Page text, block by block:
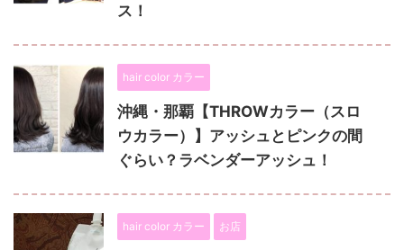
ス！
hair color カラー
沖縄・那覇【THROWカラー（スロ
ウカラー）】アッシュとピンクの間
ぐらい？ラベンダーアッシュ！
hair color カラー お店